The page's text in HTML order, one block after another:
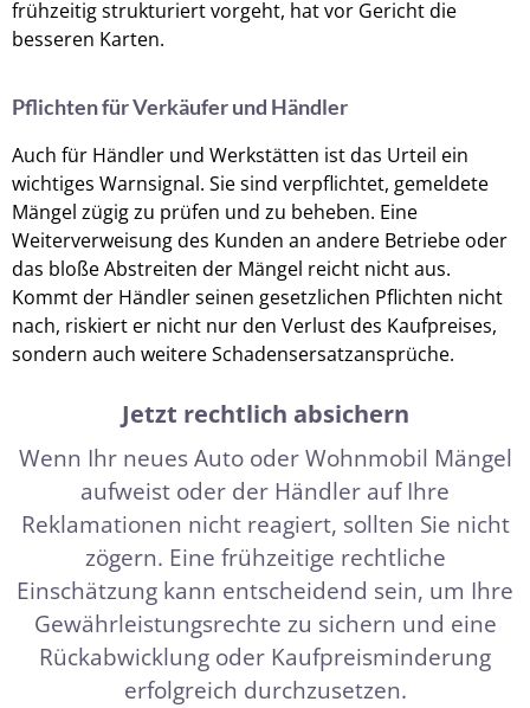
frühzeitig strukturiert vorgeht, hat vor Gericht die
besseren Karten.
Pflichten für Verkäufer und Händler
Auch für Händler und Werkstätten ist das Urteil ein
wichtiges Warnsignal. Sie sind verpflichtet, gemeldete
Mängel zügig zu prüfen und zu beheben. Eine
Weiterverweisung des Kunden an andere Betriebe oder
das bloße Abstreiten der Mängel reicht nicht aus.
Kommt der Händler seinen gesetzlichen Pflichten nicht
nach, riskiert er nicht nur den Verlust des Kaufpreises,
sondern auch weitere Schadensersatzansprüche.
Jetzt rechtlich absichern
Wenn Ihr neues Auto oder Wohnmobil Mängel
aufweist oder der Händler auf Ihre
Reklamationen nicht reagiert, sollten Sie nicht
zögern. Eine frühzeitige rechtliche
Einschätzung kann entscheidend sein, um Ihre
Gewährleistungsrechte zu sichern und eine
Rückabwicklung oder Kaufpreisminderung
erfolgreich durchzusetzen.